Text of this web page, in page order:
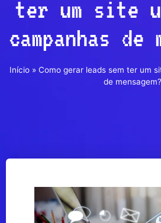
ter um site
campanhas de
Início » Como gerar leads sem ter um
de mensagem?